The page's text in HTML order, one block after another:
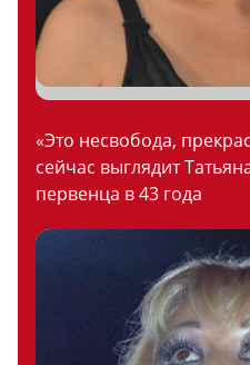
«Это несвобода,
сейчас выглядит
первенца в 43 года